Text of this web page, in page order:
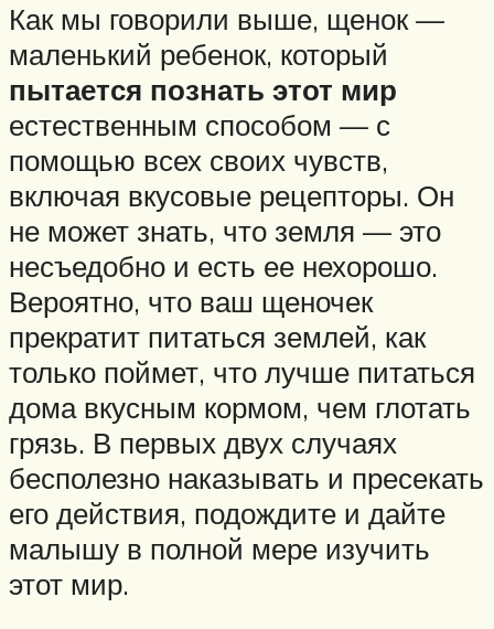
Как мы говорили выше, щенок —
маленький ребенок, который
пытается познать этот мир
естественным способом — с
помощью всех своих чувств,
включая вкусовые рецепторы. Он
не может знать, что земля — это
несъедобно и есть ее нехорошо.
Вероятно, что ваш щеночек
прекратит питаться землей, как
только поймет, что лучше питаться
дома вкусным кормом, чем глотать
грязь. В первых двух случаях
бесполезно наказывать и пресекать
его действия, подождите и дайте
малышу в полной мере изучить
этот мир.